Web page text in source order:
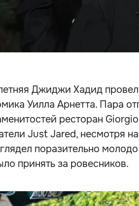
Джиджи Хадид
Уилла Арнетта. Пара
ресторан
Just Jared, несмотря
поразительно
принять за ровесников.